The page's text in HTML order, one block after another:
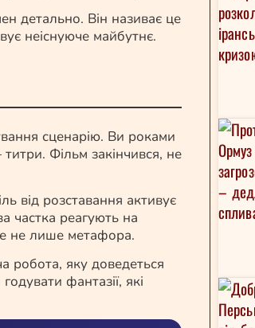
детально. Він називає це
неіснуюче майбутнє.
сценарію. Ви роками
Фільм закінчився, не
від розставання активує
частка реагують на
не лише метафора.
робота, яку доведеться
фантазії, які